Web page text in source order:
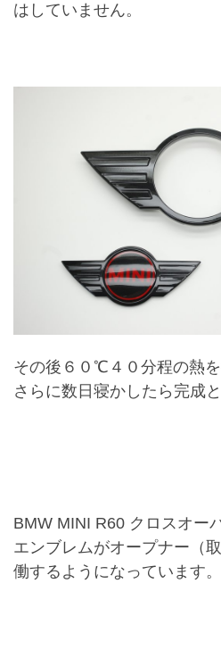
はしていません。
その後６０℃４０分程の熱を
さらに数日寝かしたら完成と
BMW MINI R60 クロスオー
エンブレムがオープナー（
働するようになっています。